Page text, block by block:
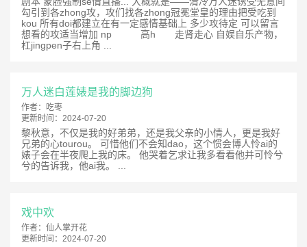
勾引到各zhong攻，攻们找各zhong冠冕堂皇的理由把受吃到
kou 所有doi都建立在有一定感情基础上 多少攻待定 可以留言
想看的攻适当增加 np 高h 走肾走心 自娱自乐产物，
杠jingpen子右上角 ...
万人迷白莲婊是我的脚边狗
作者： 吃枣
更新时间： 2024-07-20
黎秋意，不仅是我的好弟弟，还是我父亲的小情人，更是我好
兄弟的心tourou。 可惜他们不会知dao，这个惯会博人怜ai的
婊子会在半夜爬上我的床。 他哭着乞求让我多看看他并可怜兮
兮的告诉我，他ai我。 ...
戏中欢
作者： 仙人掌开花
更新时间： 2024-07-20